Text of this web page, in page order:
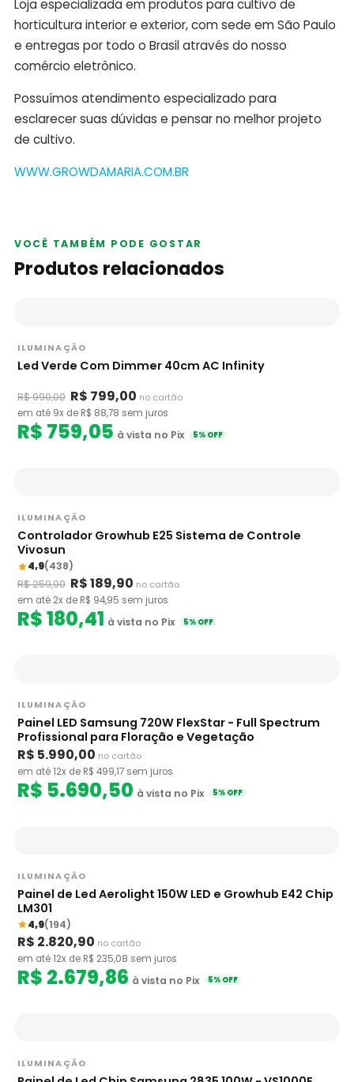
Loja especializada em produtos para cultivo de
horticultura interior e exterior, com sede em São Paulo
e entregas por todo o Brasil através do nosso
comércio eletrônico.
Possuímos atendimento especializado para
esclarecer suas dúvidas e pensar no melhor projeto
de cultivo.
WWW.GROWDAMARIA.COM.BR
VOCÊ TAMBÉM PODE GOSTAR
Produtos relacionados
ILUMINAÇÃO
Led Verde Com Dimmer 40cm AC Infinity
R$ 990,00 R$ 799,00 no cartão
em até 9x de R$ 88,78 sem juros
R$ 759,05 à vista no Pix 5% OFF
ILUMINAÇÃO
Controlador Growhub E25 Sistema de Controle
Vivosun
4,9(438)
R$ 259,90 R$ 189,90 no cartão
em até 2x de R$ 94,95 sem juros
R$ 180,41 à vista no Pix 5% OFF
ILUMINAÇÃO
Painel LED Samsung 720W FlexStar - Full Spectrum
Profissional para Floração e Vegetação
R$ 5.990,00 no cartão
em até 12x de R$ 499,17 sem juros
R$ 5.690,50 à vista no Pix 5% OFF
ILUMINAÇÃO
Painel de Led Aerolight 150W LED e Growhub E42 Chip
LM301
4,9(194)
R$ 2.820,90 no cartão
em até 12x de R$ 235,08 sem juros
R$ 2.679,86 à vista no Pix 5% OFF
ILUMINAÇÃO